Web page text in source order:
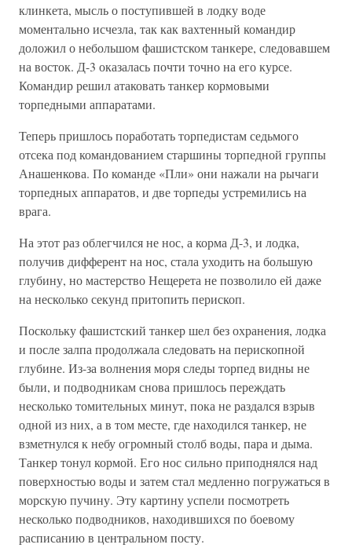
клинкета, мысль о поступившей в лодку воде
моментально исчезла, так как вахтенный командир
доложил о небольшом фашистском танкере, следовавшем
на восток. Д-3 оказалась почти точно на его курсе.
Командир решил атаковать танкер кормовыми
торпедными аппаратами.
Теперь пришлось поработать торпедистам седьмого
отсека под командованием старшины торпедной группы
Анашенкова. По команде «Пли» они нажали на рычаги
торпедных аппаратов, и две торпеды устремились на
врага.
На этот раз облегчился не нос, а корма Д-3, и лодка,
получив дифферент на нос, стала уходить на большую
глубину, но мастерство Нещерета не позволило ей даже
на несколько секунд притопить перископ.
Поскольку фашистский танкер шел без охранения, лодка
и после залпа продолжала следовать на перископной
глубине. Из-за волнения моря следы торпед видны не
были, и подводникам снова пришлось переждать
несколько томительных минут, пока не раздался взрыв
одной из них, а в том месте, где находился танкер, не
взметнулся к небу огромный столб воды, пара и дыма.
Танкер тонул кормой. Его нос сильно приподнялся над
поверхностью воды и затем стал медленно погружаться в
морскую пучину. Эту картину успели посмотреть
несколько подводников, находившихся по боевому
расписанию в центральном посту.